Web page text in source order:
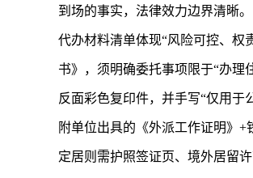
到场的事实，法律效力边界清晰。
代办材料清单体现“风险可控、权
书》，须明确委托事项限于“办理
反面彩色复印件，并手写“仅用
附单位出具的《外派工作证明》
定居则需护照签证页、境外居留